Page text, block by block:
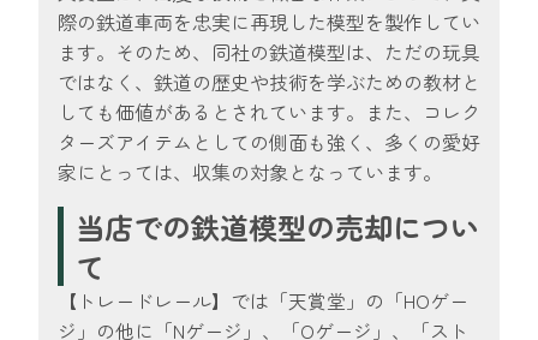
際の鉄道車両を忠実に再現した模型を製作してい
ます。そのため、同社の鉄道模型は、ただの玩具
ではなく、鉄道の歴史や技術を学ぶための教材と
しても価値があるとされています。また、コレク
ターズアイテムとしての側面も強く、多くの愛好
家にとっては、収集の対象となっています。
当店での鉄道模型の売却につい
て
【トレードレール】では「天賞堂」の「HOゲー
ジ」の他に「Nゲージ」、「Oゲージ」、「スト